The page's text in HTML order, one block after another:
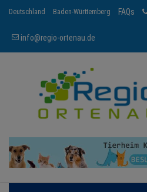
Deutschland Baden-Württemberg FAQs
info@regio-ortenau.de